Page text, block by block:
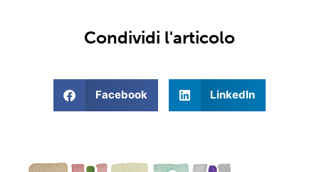
Condividi l'articolo
Facebook LinkedIn